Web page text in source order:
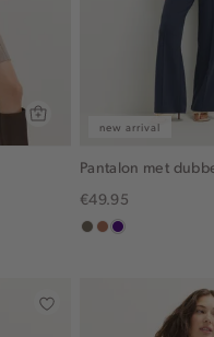
new arrival
Pantalon met
€49.95
middenbruin
terracotta
indigo